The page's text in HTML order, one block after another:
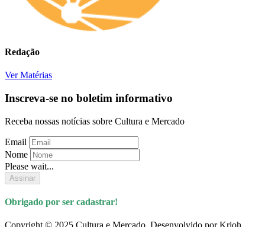
Redação
Ver Matérias
Inscreva-se no boletim informativo
Receba nossas notícias sobre Cultura e Mercado
Email
Nome
Please wait...
Assinar
Obrigado por ser cadastrar!